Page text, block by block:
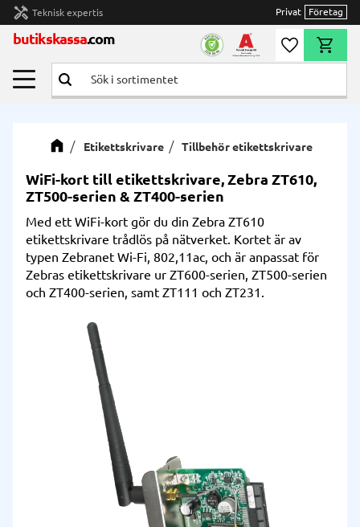
Meny
handyman Teknisk expertis Privat Företag
butikskassa.com Önskelista
Etikettskrivare Tillbehör etikettskrivare
WiFi-kort till etikettskrivare, Zebra ZT610,
ZT500-serien & ZT400-serien
Med ett WiFi-kort gör du din Zebra ZT610
etikettskrivare trådlös på nätverket. Kortet är av
typen Zebranet Wi-Fi, 802,11ac, och är anpassat för
Zebras etikettskrivare ur ZT600-serien, ZT500-serien
och ZT400-serien, samt ZT111 och ZT231.